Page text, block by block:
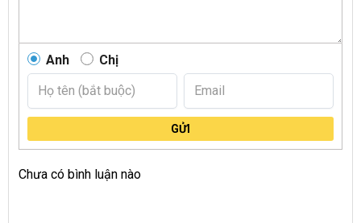
Anh Chị
GỬI
Chưa có bình luận nào